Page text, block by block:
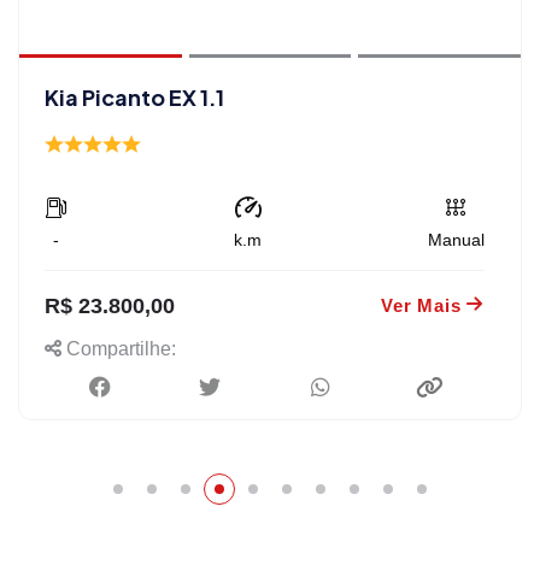
Kia Picanto EX 1.1
- k.m Manual
R$ 23.800,00 Ver Mais
Compartilhe: